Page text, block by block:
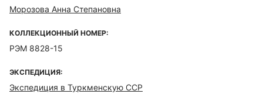
Морозова Анна Степановна
КОЛЛЕКЦИОННЫЙ НОМЕР:
РЭМ 8828-15
ЭКСПЕДИЦИЯ:
Экспедиция в Туркменскую ССР